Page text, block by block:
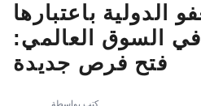
الدولية باعتبارها
في السوق العالمي:
فتح فرص جديدة
كتب بواسطة